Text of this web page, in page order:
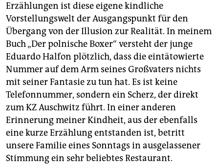
Erzählungen ist diese eigene kindliche
Vorstellungswelt der Ausgangspunkt für den
Übergang von der Illusion zur Realität. In meinem
Buch „Der polnische Boxer“ versteht der junge
Eduardo Halfon plötzlich, dass die eintätowierte
Nummer auf dem Arm seines Großvaters nichts
mit seiner Fantasie zu tun hat. Es ist keine
Telefonnummer, sondern ein Scherz, der direkt
zum KZ Auschwitz führt. In einer anderen
Erinnerung meiner Kindheit, aus der ebenfalls
eine kurze Erzählung entstanden ist, betritt
unsere Familie eines Sonntags in ausgelassener
Stimmung ein sehr beliebtes Restaurant.